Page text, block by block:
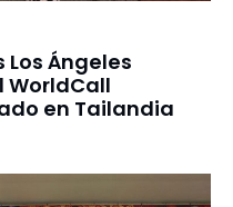
Ángeles
WorldCall
en Tailandia